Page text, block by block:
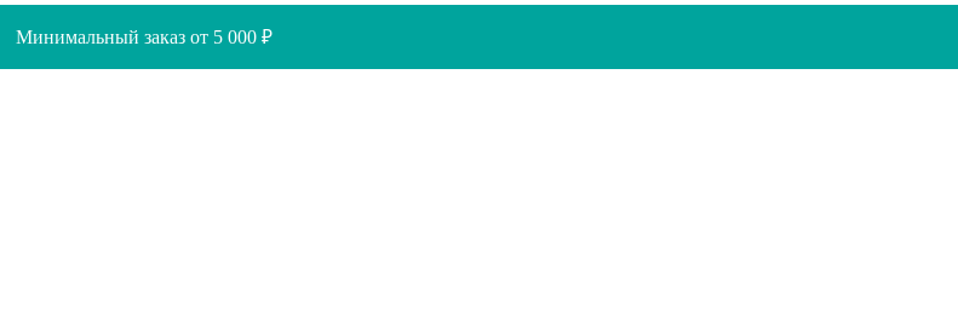
Минимальный заказ от 5 000 ₽